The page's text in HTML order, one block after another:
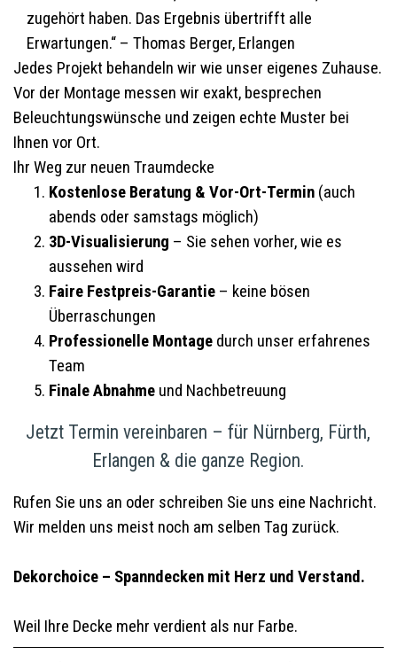
zugehört haben. Das Ergebnis übertrifft alle
Erwartungen.“ – Thomas Berger, Erlangen
Jedes Projekt behandeln wir wie unser eigenes Zuhause.
Vor der Montage messen wir exakt, besprechen
Beleuchtungswünsche und zeigen echte Muster bei
Ihnen vor Ort.
Ihr Weg zur neuen Traumdecke
Kostenlose Beratung & Vor-Ort-Termin (auch
abends oder samstags möglich)
3D-Visualisierung – Sie sehen vorher, wie es
aussehen wird
Faire Festpreis-Garantie – keine bösen
Überraschungen
Professionelle Montage durch unser erfahrenes
Team
Finale Abnahme und Nachbetreuung
Jetzt Termin vereinbaren – für Nürnberg, Fürth,
Erlangen & die ganze Region.
Rufen Sie uns an oder schreiben Sie uns eine Nachricht.
Wir melden uns meist noch am selben Tag zurück.
Dekorchoice – Spanndecken mit Herz und Verstand.
Weil Ihre Decke mehr verdient als nur Farbe.